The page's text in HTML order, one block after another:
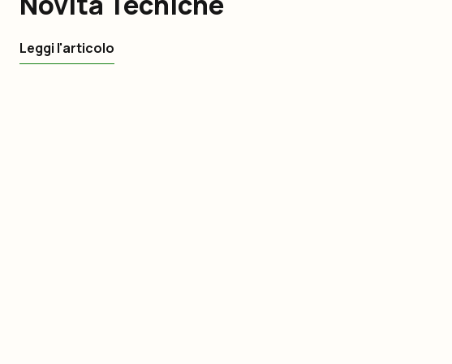
Leggi l'articolo